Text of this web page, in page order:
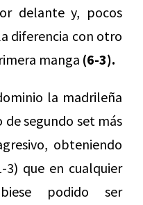
delante y, pocos
diferencia con otro
manga (6-3).
la madrileña
segundo set más
obteniendo
que en cualquier
podido ser